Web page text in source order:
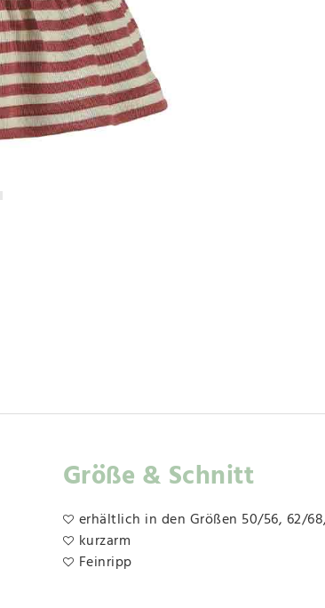
Größe & Schnitt
erhältlich in den Größen 50/56, 62/
kurzarm
Feinripp